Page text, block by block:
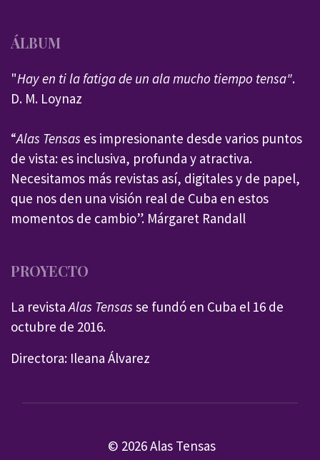
ÁLBUM
"Hay en ti la fatiga de un ala mucho tiempo tensa".
D. M. Loynaz
“Alas Tensas es impresionante desde varios puntos
de vista: es inclusiva, profunda y atractiva.
Necesitamos más revistas así, digitales y de papel,
que nos den una visión real de Cuba en estos
momentos de cambio”. Márgaret Randall
PROYECTO
La revistaAlas Tensas se fundó en Cuba el 16 de
octubre de 2016.
Directora: Ileana Álvarez
© 2026 Alas Tensas